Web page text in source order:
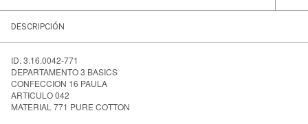
DESCRIPCIÓN
ID. 3.16.0042-771
DEPARTAMENTO 3 BASICS
CONFECCION 16 PAULA
ARTICULO 042
MATERIAL 771 PURE COTTON